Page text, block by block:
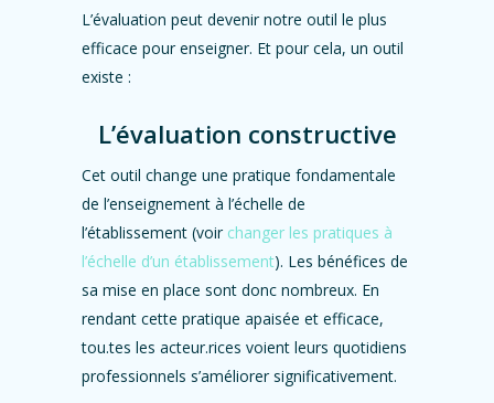
L’évaluation peut devenir notre outil le plus
efficace pour enseigner. Et pour cela, un outil
existe :
L’évaluation constructive
Cet outil change une pratique fondamentale
de l’enseignement à l’échelle de
l’établissement (voir changer les pratiques à
l’échelle d’un établissement). Les bénéfices de
sa mise en place sont donc nombreux. En
rendant cette pratique apaisée et efficace,
tou.tes les acteur.rices voient leurs quotidiens
professionnels s’améliorer significativement.